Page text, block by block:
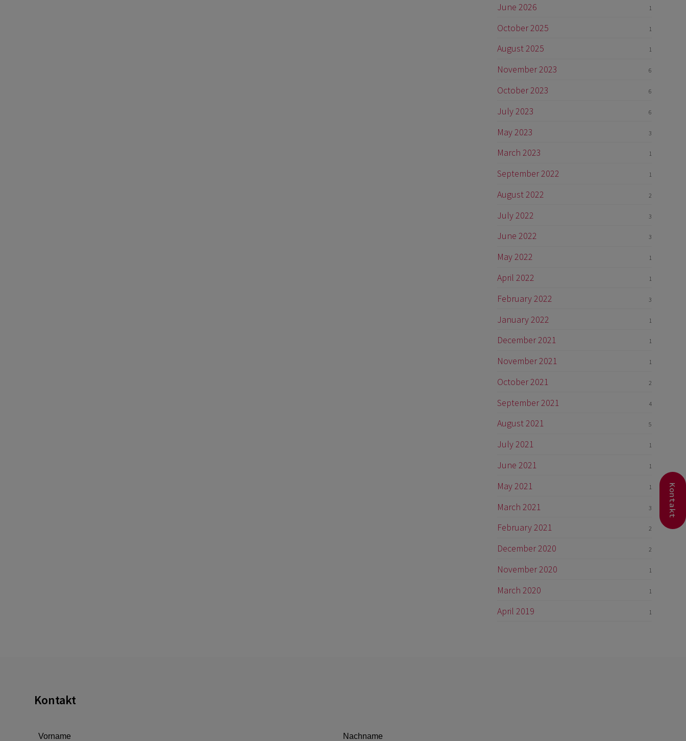
June 2026 1
October 2025 1
August 2025 1
November 2023 6
October 2023 6
July 2023 6
May 2023 3
March 2023 1
September 2022 1
August 2022 2
July 2022 3
June 2022 3
May 2022 1
April 2022 1
February 2022 3
January 2022 1
December 2021 1
November 2021 1
October 2021 2
September 2021 4
August 2021 5
July 2021 1
June 2021 1
May 2021 1
March 2021 3
February 2021 2
December 2020 2
November 2020 1
March 2020 1
April 2019 1
Kontakt
Kontakt